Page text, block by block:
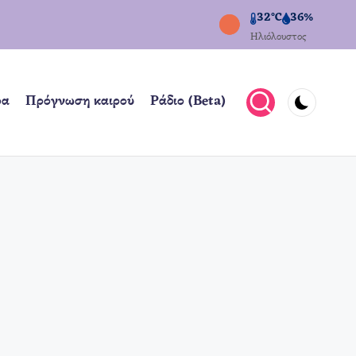
32°C 36%
Ηλιόλουστος
Πρόγνωση καιρού Ράδιο (Beta)